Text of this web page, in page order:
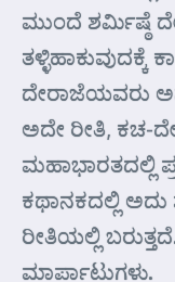
ಮುಂದೆ ಶರ್ಮಿಷ್ಠೆ
ತಳ್ಳಿಹಾಕುವುದಕ್ಕೆ
ದೇರಾಜೆಯವರು
ಅದೇ ರೀತಿ, ಕಚ-
ಮಹಾಭಾರತದಲ್ಲಿ
ಕಥಾನಕದಲ್ಲಿ
ರೀತಿಯಲ್ಲಿ
ಮಾರ್ಪಾಟುಗಳು.